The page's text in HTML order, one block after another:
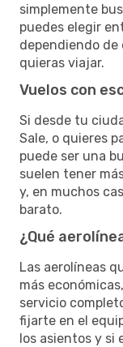
simplemente
puedes elegir
dependiendo de
quieras viajar.
Vuelos con
Si desde tu
Sale, o quieres
puede ser una
suelen tener
y, en muchos
barato.
¿Qué
Las aerolíneas
más
servicio
fijarte en el
los asientos y si